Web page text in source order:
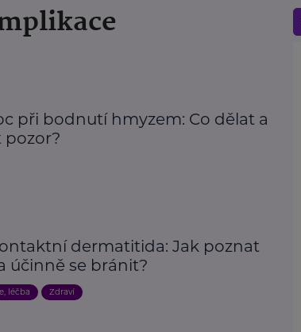
při bodnutí hmyzem: Co dělat a
pozor?
dermatitida: Jak poznat
účinně se bránit?
léčba Zdraví